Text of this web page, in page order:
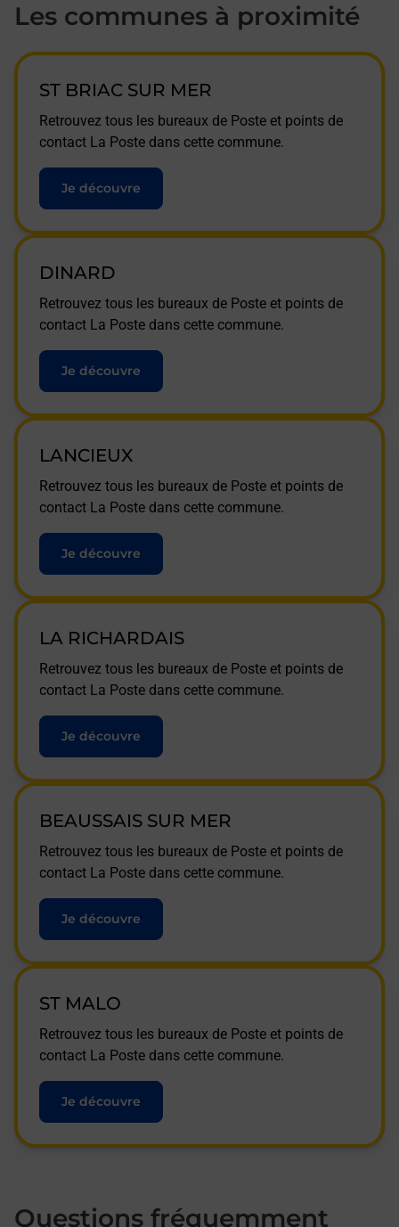
Les communes à proximité
ST BRIAC SUR MER
Retrouvez tous les bureaux de Poste et points de
contact La Poste dans cette commune.
Je découvre
DINARD
Retrouvez tous les bureaux de Poste et points de
contact La Poste dans cette commune.
Je découvre
LANCIEUX
Retrouvez tous les bureaux de Poste et points de
contact La Poste dans cette commune.
Je découvre
LA RICHARDAIS
Retrouvez tous les bureaux de Poste et points de
contact La Poste dans cette commune.
Je découvre
BEAUSSAIS SUR MER
Retrouvez tous les bureaux de Poste et points de
contact La Poste dans cette commune.
Je découvre
ST MALO
Retrouvez tous les bureaux de Poste et points de
contact La Poste dans cette commune.
Je découvre
Questions fréquemment